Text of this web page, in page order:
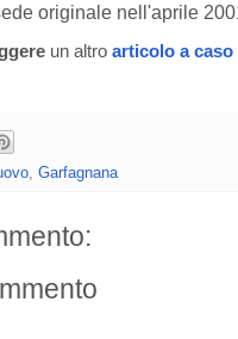
originale nell'aprile
un altro articolo a caso
Garfagnana